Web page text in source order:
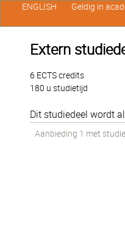
Extern
6 ECTS credits
180 u studietijd
Dit studiedeel wordt
Aanbieding 1 met
ENGLISH Geldig in